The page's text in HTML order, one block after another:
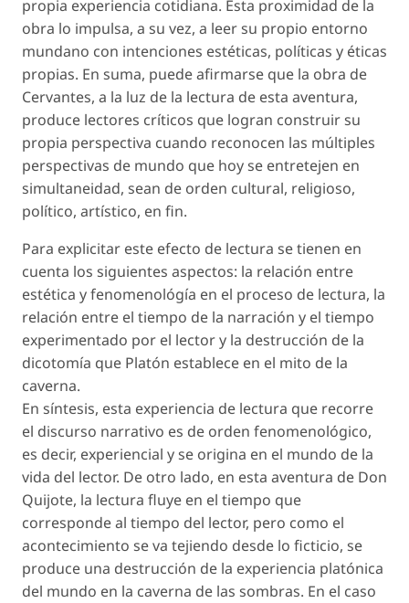
propia experiencia cotidiana. Esta proximidad de la
obra lo impulsa, a su vez, a leer su propio entorno
mundano con intenciones estéticas, políticas y éticas
propias. En suma, puede afirmarse que la obra de
Cervantes, a la luz de la lectura de esta aventura,
produce lectores críticos que logran construir su
propia perspectiva cuando reconocen las múltiples
perspectivas de mundo que hoy se entretejen en
simultaneidad, sean de orden cultural, religioso,
político, artístico, en fin.
Para explicitar este efecto de lectura se tienen en
cuenta los siguientes aspectos: la relación entre
estética y fenomenológía en el proceso de lectura, la
relación entre el tiempo de la narración y el tiempo
experimentado por el lector y la destrucción de la
dicotomía que Platón establece en el mito de la
caverna.
En síntesis, esta experiencia de lectura que recorre
el discurso narrativo es de orden fenomenológico,
es decir, experiencial y se origina en el mundo de la
vida del lector. De otro lado, en esta aventura de Don
Quijote, la lectura fluye en el tiempo que
corresponde al tiempo del lector, pero como el
acontecimiento se va tejiendo desde lo ficticio, se
produce una destrucción de la experiencia platónica
del mundo en la caverna de las sombras. En el caso